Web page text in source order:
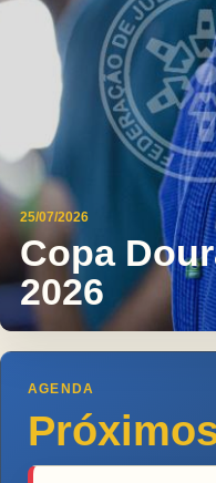
25/07/2026
Copa
2026
AGENDA